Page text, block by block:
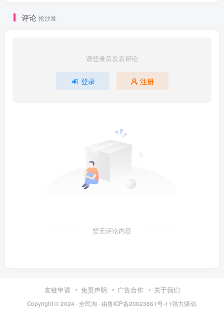
评论 抢沙发
请登录后发表评论
登录 注册
暂无评论内容
友链申请 免责声明 广告合作 关于我们
Copyright © 2024 · 全民淘 · 由鲁ICP备20023661号-11强力驱动.